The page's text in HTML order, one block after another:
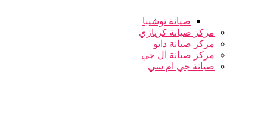
صيانة توشيبا
مركز صيانة كريازي
مركز صيانة دايو
مركز صيانة ال جي
صيانة جي ام سي